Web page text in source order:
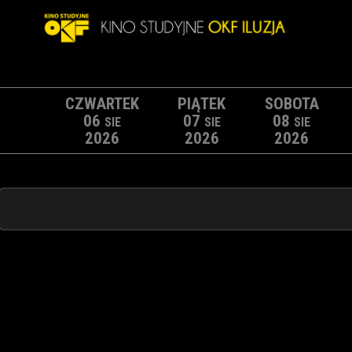
CZWARTEK
06 SIE
2026
PIĄTEK
07 SIE
2026
SOBOTA
08 SIE
2026